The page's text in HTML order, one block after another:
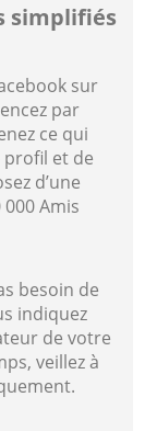
simplifiés
sur
par
ce qui
et de
d’une
Amis
besoin de
indiquez
de votre
veillez à